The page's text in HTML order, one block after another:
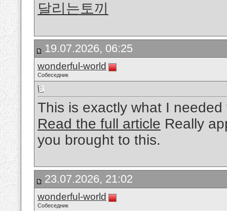
달리는토끼
19.07.2026, 06:25
wonderful-world
Собеседник
This is exactly what I
Read the full article Really
you brought to this.
23.07.2026, 21:02
wonderful-world
Собеседник